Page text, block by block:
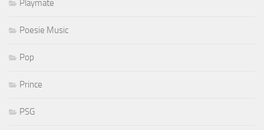
Playmate
Poesie Music
Pop
Prince
PSG